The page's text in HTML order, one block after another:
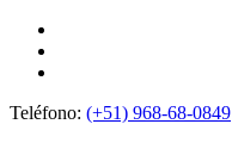
Teléfono: (+51) 968-68-0849